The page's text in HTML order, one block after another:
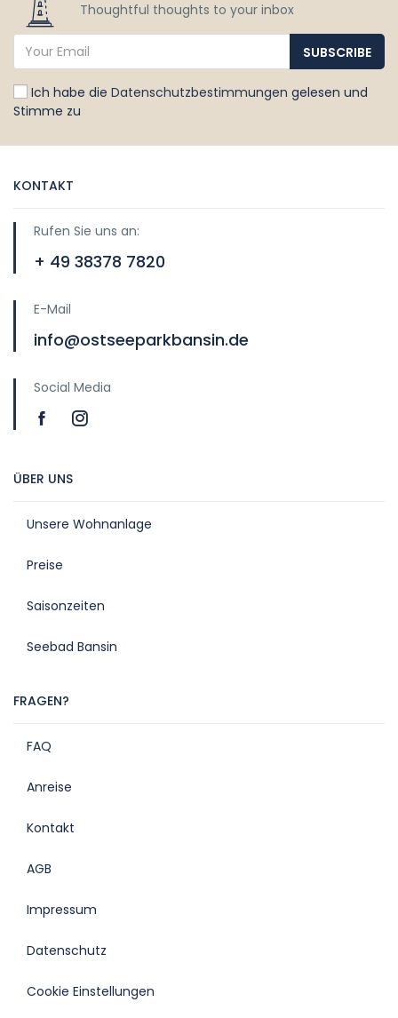
Thoughtful thoughts to your inbox
Ich habe die Datenschutzbestimmungen gelesen und
Stimme zu
KONTAKT
Rufen Sie uns an:
+ 49 38378 7820
E-Mail
info@ostseeparkbansin.de
Social Media
ÜBER UNS
Unsere Wohnanlage
Preise
Saisonzeiten
Seebad Bansin
FRAGEN?
FAQ
Anreise
Kontakt
AGB
Impressum
Datenschutz
Cookie Einstellungen